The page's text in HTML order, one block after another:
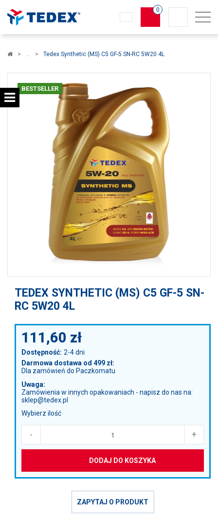
0
Koszyk
info:Twój koszyk jest pusty! ×
Tedex Synthetic (MS) C5 GF-5 SN-RC 5W20 4L
BESTSELLER
TEDEX SYNTHETIC (MS) C5 GF-5 SN-
RC 5W20 4L
111,60 zł
Dostępność: 2-4 dni
Darmowa dostawa od 499 zł:
Dla zamówień do Paczkomatu
Uwaga:
Zamówienia w innych opakowaniach - napisz do nas na:
sklep@tedex.pl
Wybierz ilość
+
-
DODAJ DO KOSZYKA
ZAPYTAJ O PRODUKT